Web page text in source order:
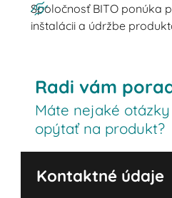
Spoločnosť BITO ponúka
inštalácii a údržbe
Radi vám
Máte nejaké
opýtať na produkt?
Kontaktné údaje